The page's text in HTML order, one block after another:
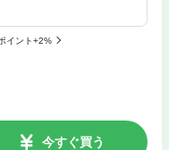
イント+2%
今すぐ買う